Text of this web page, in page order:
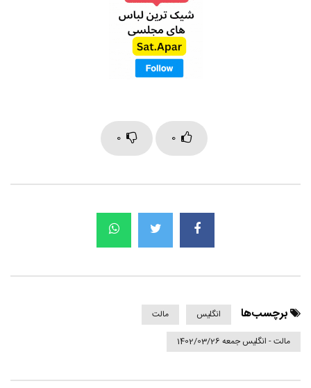
0
0
برچسب‌ها انگلیس
مالت
مالت - انگلیس جمعه 1402/03/26